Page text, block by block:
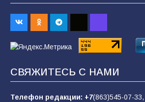
В детском саду № 35 дети
строительные профессии в
спортивного праздника
07.08.2026
«Слухами Москву не
заявления Киева о
отчаяние, а не разведка
СВЯЖИТЕСЬ С НАМИ
Телефон редакции: +7(863)545-07-33,